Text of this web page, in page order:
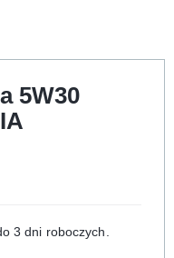
5W30
3 dni roboczych.